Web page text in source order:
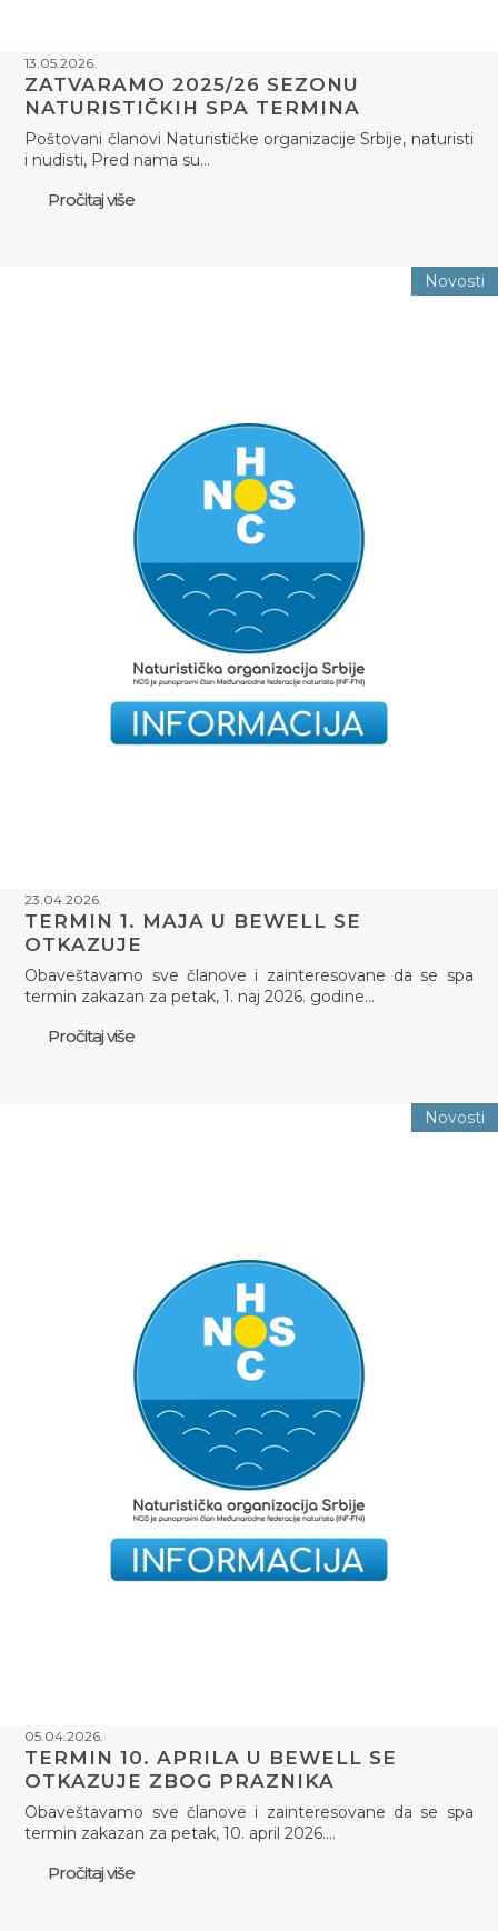
13.05.2026.
ZATVARAMO 2025/26 SEZONU
NATURISTIČKIH SPA TERMINA
Poštovani članovi Naturističke organizacije Srbije, naturisti
i nudisti, Pred nama su…
Pročitaj više
Novosti
23.04.2026.
TERMIN 1. MAJA U BEWELL SE
OTKAZUJE
Obaveštavamo sve članove i zainteresovane da se spa
termin zakazan za petak, 1. naj 2026. godine…
Pročitaj više
Novosti
05.04.2026.
TERMIN 10. APRILA U BEWELL SE
OTKAZUJE ZBOG PRAZNIKA
Obaveštavamo sve članove i zainteresovane da se spa
termin zakazan za petak, 10. april 2026.…
Pročitaj više